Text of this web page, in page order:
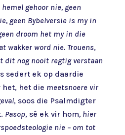
gehoor nie, geen
geen Bybelversie is my in
droom het my in die
wakker word nie. Trouens,
dit nog nooit regtig verstaan
sedert ek op daardie
het die meetsnoere vir
, soos die Psalmdigter
Pasop, sê ek vir hom, hier
nie – om tot